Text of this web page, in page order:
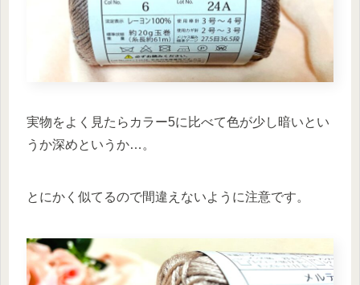
実物をよく見たらカラー5に比べて色が少し暗いとい
うか深めというか…。
とにかく似てるので間違えないように注意です。